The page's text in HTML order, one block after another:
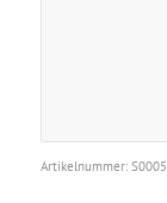
Artikelnummer: